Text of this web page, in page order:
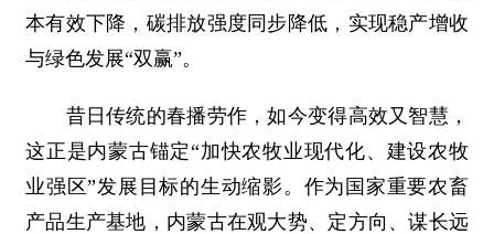
本有效下降，碳排放强度同步降低，实现稳产增收
与绿色发展“双赢”。
昔日传统的春播劳作，如今变得高效又智慧，
这正是内蒙古锚定“加快农牧业现代化、建设农牧
业强区”发展目标的生动缩影。作为国家重要农畜
产品生产基地，内蒙古在观大势、定方向、谋长远